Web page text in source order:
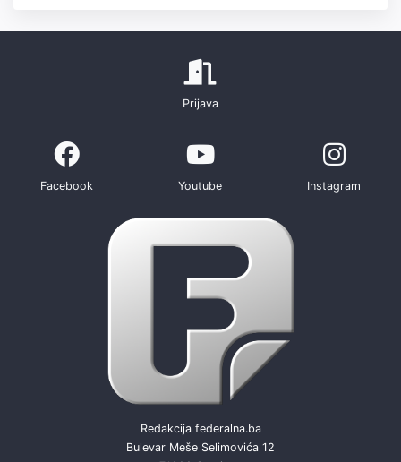
Prijava
Facebook Youtube Instagram
Redakcija federalna.ba
Bulevar Meše Selimovića 12